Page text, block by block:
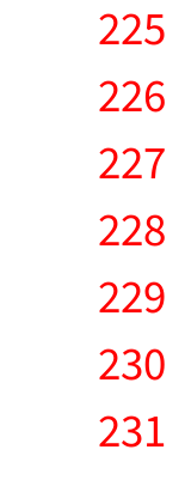
225
226
227
228
229
230
231